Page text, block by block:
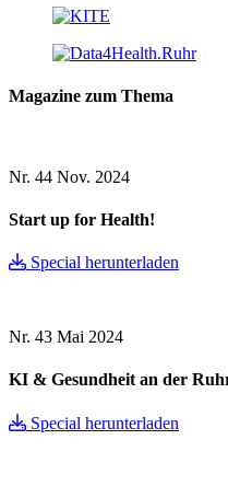
Magazine zum Thema
Nr. 44 Nov. 2024
Start up for Health!
Special herunterladen
Nr. 43 Mai 2024
KI & Gesundheit an der
Special herunterladen